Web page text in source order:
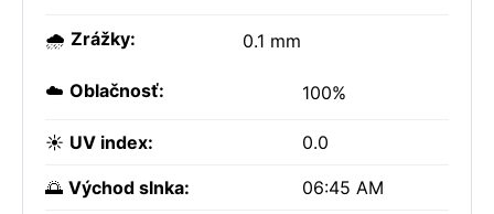
🌧️ Zrážky: 0.1 mm
☁️ Oblačnosť: 100%
☀️ UV index: 0.0
🌅 Východ slnka: 06:45 AM